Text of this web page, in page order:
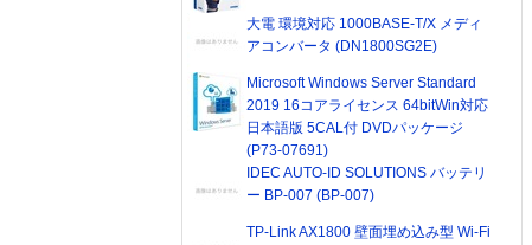
大電 環境対応 1000BASE-T/X メディ
アコンバータ (DN1800SG2E)
Microsoft Windows Server Standard
2019 16コアライセンス 64bitWin対応
日本語版 5CAL付 DVDパッケージ
(P73-07691)
IDEC AUTO-ID SOLUTIONS バッテリ
ー BP-007 (BP-007)
TP-Link AX1800 壁面埋め込み型 Wi-Fi